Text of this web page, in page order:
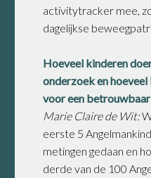
activitytracker mee,
dagelijkse
Hoeveel kinderen
onderzoek en
voor een
Marie Claire de Wit:
eerste 5
metingen gedaan en
derde van de 100